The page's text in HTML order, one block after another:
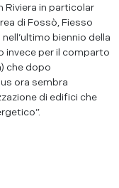
Riviera in particolar
di Fossò, Fiesso
biennio della
invece per il comparto
che dopo
ora sembra
di edifici che